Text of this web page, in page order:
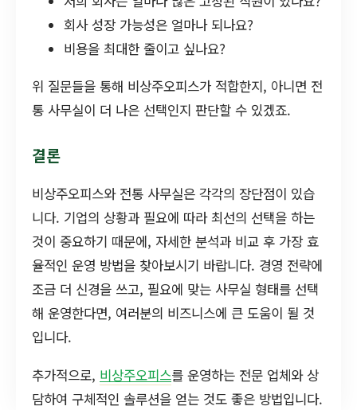
회사 성장 가능성은 얼마나 되나요?
비용을 최대한 줄이고 싶나요?
위 질문들을 통해 비상주오피스가 적합한지, 아니면 전
통 사무실이 더 나은 선택인지 판단할 수 있겠죠.
결론
비상주오피스와 전통 사무실은 각각의 장단점이 있습
니다. 기업의 상황과 필요에 따라 최선의 선택을 하는
것이 중요하기 때문에, 자세한 분석과 비교 후 가장 효
율적인 운영 방법을 찾아보시기 바랍니다. 경영 전략에
조금 더 신경을 쓰고, 필요에 맞는 사무실 형태를 선택
해 운영한다면, 여러분의 비즈니스에 큰 도움이 될 것
입니다.
추가적으로, 비상주오피스를 운영하는 전문 업체와 상
담하여 구체적인 솔루션을 얻는 것도 좋은 방법입니다.